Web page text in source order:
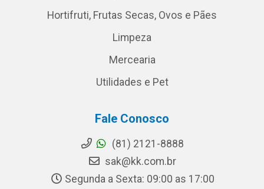
Hortifruti, Frutas Secas, Ovos e Pães
Limpeza
Mercearia
Utilidades e Pet
Fale Conosco
(81) 2121-8888
sak@kk.com.br
Segunda a Sexta: 09:00 as 17:00